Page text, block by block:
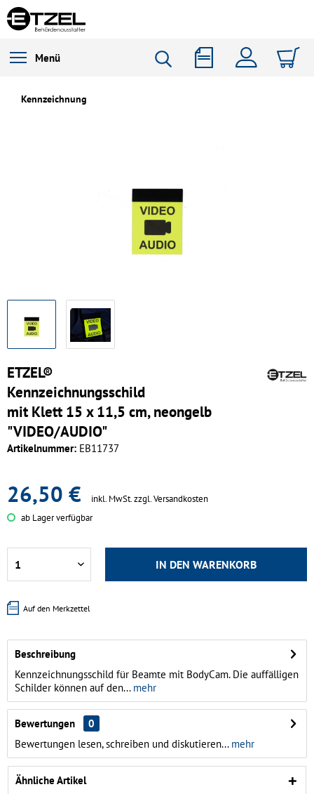
Menü
Kennzeichnung
ETZEL®
Kennzeichnungsschild
mit Klett 15 x 11,5 cm, neongelb
"VIDEO/AUDIO"
Artikelnummer: EB11737
26,50 € inkl. MwSt.zzgl. Versandkosten
ab Lager verfügbar
IN DEN WARENKORB
Auf den Merkzettel
Beschreibung
Kennzeichnungsschild für Beamte mit BodyCam. Die auffälligen
Schilder können auf den...mehr
Bewertungen
0
Bewertungen lesen, schreiben und diskutieren...mehr
Ähnliche Artikel